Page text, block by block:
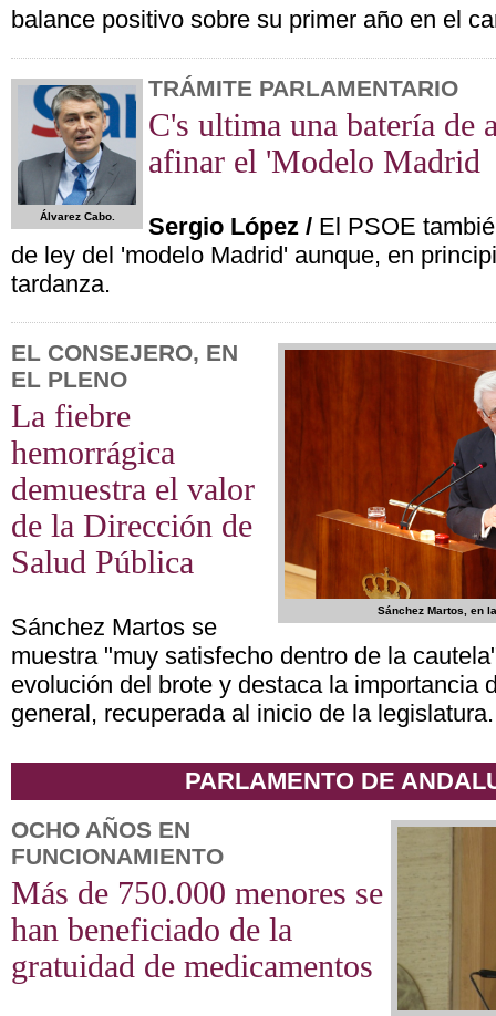
balance positivo sobre su primer año en el
Álvarez Cabo.
TRÁMITE PARLAMENTARIO
C's ultima una batería de
afinar el 'Modelo Madrid
Sergio López / El PSOE
de ley del 'modelo Madrid' aunque, en
tardanza.
Sánchez Martos, en
EL CONSEJERO, EN
EL PLENO
La fiebre
hemorrágica
demuestra el valor
de la Dirección de
Salud Pública
Sánchez Martos se
muestra "muy satisfecho dentro de la
evolución del brote y destaca la importancia
general, recuperada al inicio de la legislatura.
PARLAMENTO DE
OCHO AÑOS EN
FUNCIONAMIENTO
Más de 750.000 menores se
han beneficiado de la
gratuidad de medicamentos